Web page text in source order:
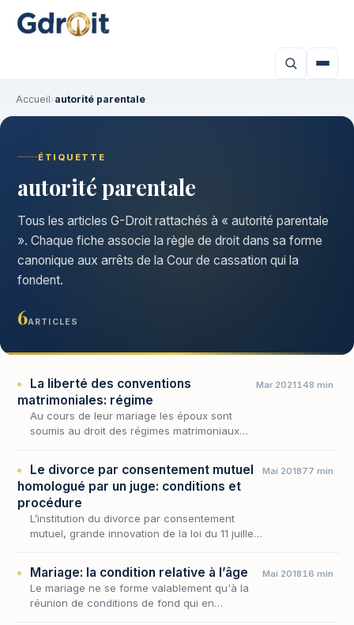
Accueil›autorité parentale
ÉTIQUETTE
autorité parentale
Tous les articles G-Droit rattachés à « autorité parentale
». Chaque fiche associe la règle de droit dans sa forme
canonique aux arrêts de la Cour de cassation qui la
fondent.
6ARTICLES
La liberté des conventions
matrimoniales: régime
Au cours de leur mariage les époux sont
soumis au droit des régimes matrimoniaux
Mar 2021148 min
Le divorce par consentement mutuel
homologué par un juge: conditions et
procédure
L’institution du divorce par consentement
mutuel, grande innovation de la loi du 11 juillet
besoin…
Mai 201877 min
Mariage: la condition relative à l’âge
Le mariage ne se forme valablement qu'à la
réunion de conditions de fond qui en
Mai 201816 min